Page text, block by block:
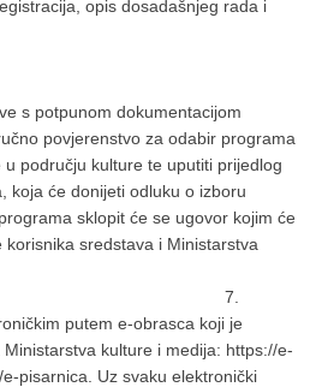
opis dosadašnjeg rada i
s potpunom dokumentacijom
povjerenstvo za odabir programa
području kulture te uputiti prijedlog
koja će donijeti odluku o izboru
sklopit će se ugovor kojim će
sredstava i Ministarstva
putem e-obrasca koji je
kulture i medija: https://e-
pisarnica. Uz svaku elektronički